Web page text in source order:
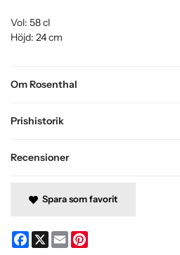
Om Rosenthal
Prishistorik
Recensioner
Vol: 58 cl
Höjd: 24 cm
Spara som favorit
Facebook
X Email